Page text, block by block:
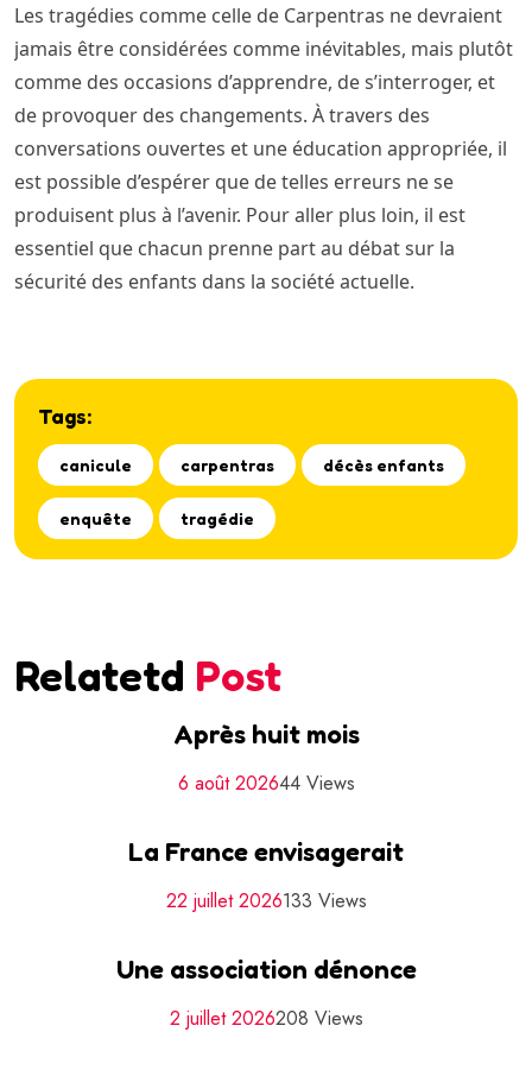
Les tragédies comme celle de Carpentras ne devraient
jamais être considérées comme inévitables, mais plutôt
comme des occasions d’apprendre, de s’interroger, et
de provoquer des changements. À travers des
conversations ouvertes et une éducation appropriée, il
est possible d’espérer que de telles erreurs ne se
produisent plus à l’avenir. Pour aller plus loin, il est
essentiel que chacun prenne part au débat sur la
sécurité des enfants dans la société actuelle.
Tags:
canicule carpentras décès enfants
enquête tragédie
Relatetd Post
Après huit mois
6 août 202644 Views
La France envisagerait
22 juillet 2026133 Views
Une association dénonce
2 juillet 2026208 Views